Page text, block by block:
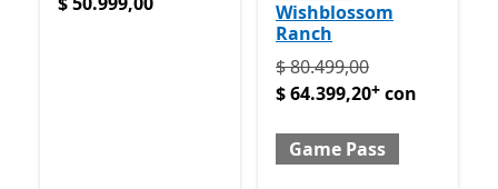
Wishblossom
Ranch
Originalmente $
$ 80.499,00
$ 64.399,20+ con
Game Pass